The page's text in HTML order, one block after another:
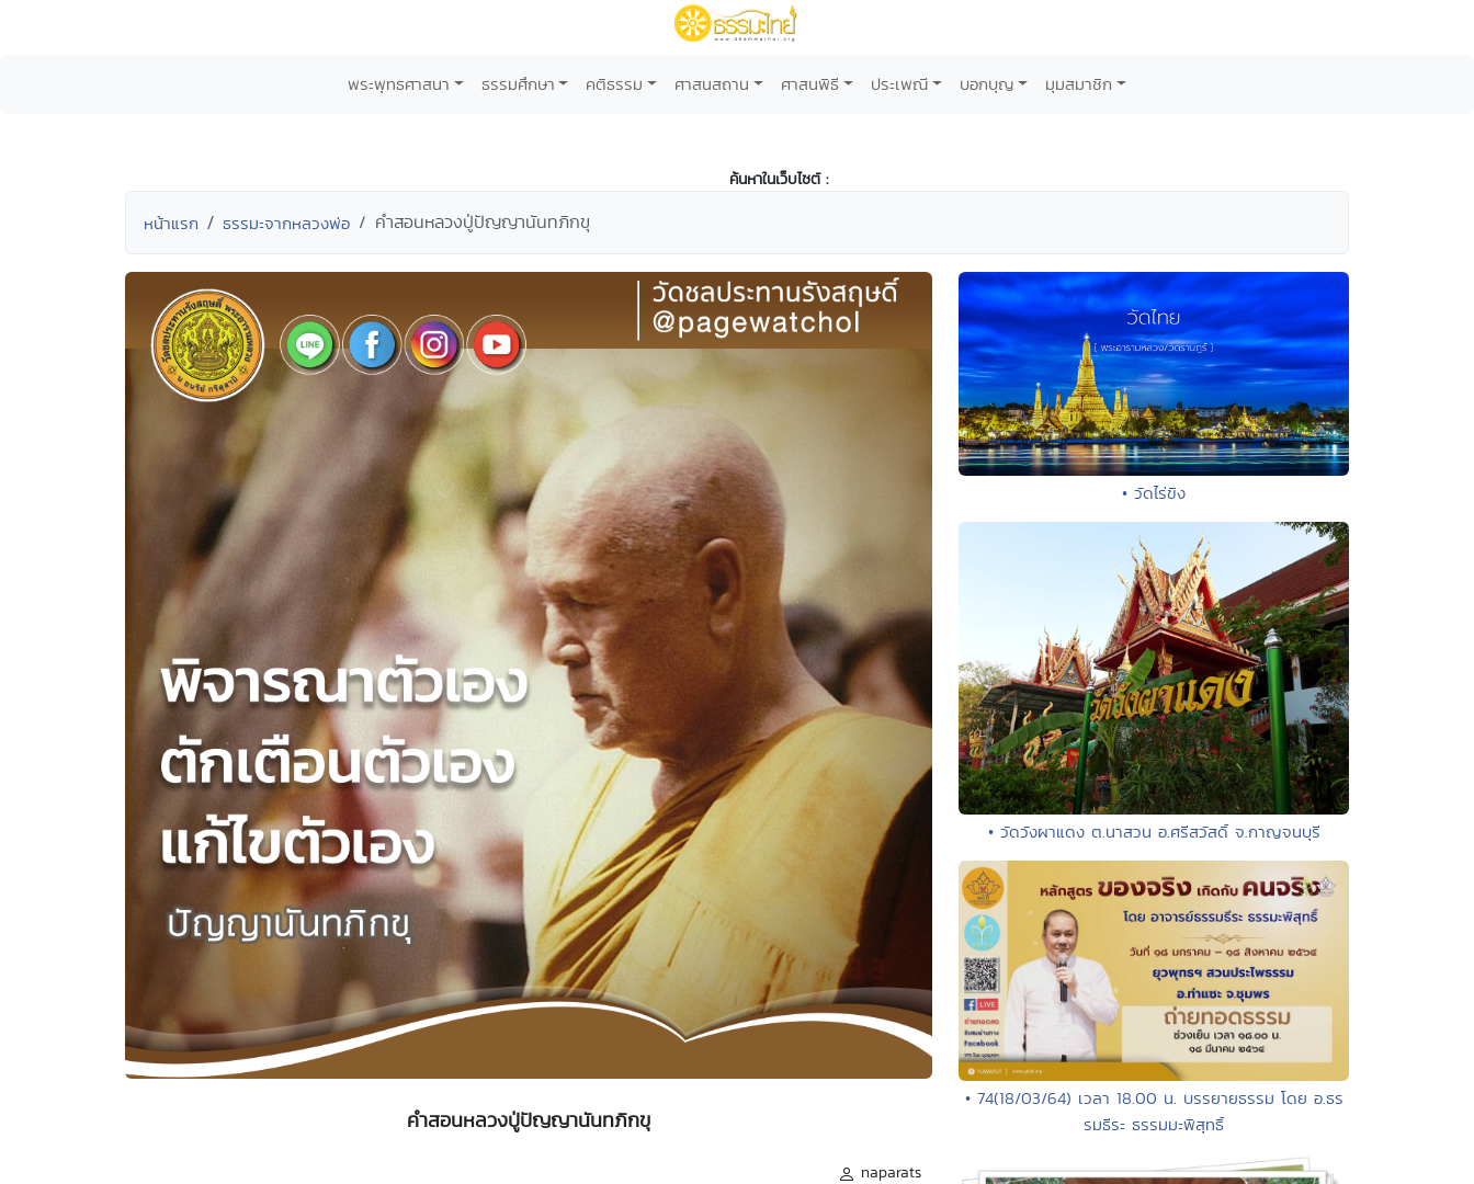
พระพุทธศาสนา ธรรมศึกษา คติธรรม ศาสนสถาน ศาสนพิธี ประเพณี บอกบุญ มุมสมาชิก
ค้นหาในเว็บไซต์ :
หน้าแรก ธรรมะจากหลวงพ่อ คำสอนหลวงปู่ปัญญานันทภิกขุ
คำสอนหลวงปู่ปัญญานันทภิกขุ
naparats
• วัดไร่ขิง
• วัดวังผาแดง ต.นาสวน อ.ศรีสวัสดิ์ จ.กาญจนบุรี
• 74(18/03/64) เวลา 18.00 น. บรรยายธรรม โดย อ.ธร
รมธีระ ธรรมมะพิสุทธิ์